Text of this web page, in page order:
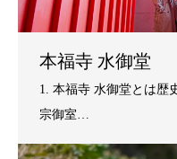
本福寺 水御堂